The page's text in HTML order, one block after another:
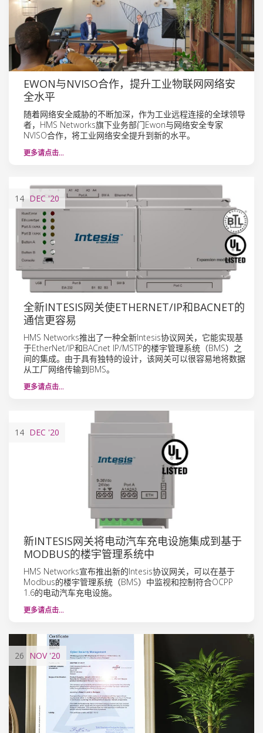
EWON与NVISO合作，提升工业物联网网络安
全水平
随着网络安全威胁的不断加深，作为工业远程连接的全球领导
者，HMS Networks旗下业务部门Ewon与网络安全专家
NVISO合作，将工业网络安全提升到新的水平。
更多请点击…
14 DEC '20
全新INTESIS网关使ETHERNET/IP和BACNET的
通信更容易
HMS Networks推出了一种全新Intesis协议网关，它能实现基
于EtherNet/IP和BACnet IP/MSTP的楼宇管理系统（BMS）之
间的集成。由于具有独特的设计，该网关可以很容易地将数据
从工厂网络传输到BMS。
更多请点击…
14 DEC '20
新INTESIS网关将电动汽车充电设施集成到基于
MODBUS的楼宇管理系统中
HMS Networks宣布推出新的Intesis协议网关，可以在基于
Modbus的楼宇管理系统（BMS）中监视和控制符合OCPP
1.6的电动汽车充电设施。
更多请点击…
26 NOV'20